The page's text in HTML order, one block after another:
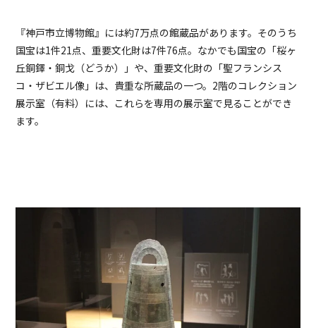
『神戸市立博物館』には約7万点の館蔵品があります。そのうち
国宝は1件21点、重要文化財は7件76点。なかでも国宝の「桜ヶ
丘銅鐸・銅戈（どうか）」や、重要文化財の「聖フランシス
コ・ザビエル像」は、貴重な所蔵品の一つ。2階のコレクション
展示室（有料）には、これらを専用の展示室で見ることができ
ます。